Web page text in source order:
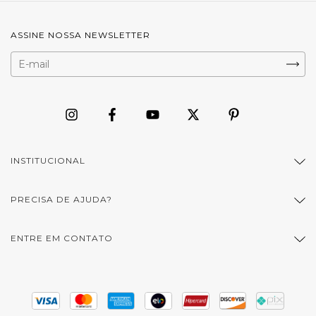
ASSINE NOSSA NEWSLETTER
INSTITUCIONAL
PRECISA DE AJUDA?
ENTRE EM CONTATO